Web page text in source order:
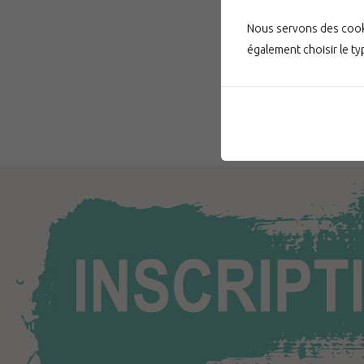
Nous servons des
également choisir le